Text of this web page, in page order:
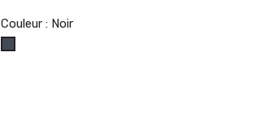
Couleur : Noir